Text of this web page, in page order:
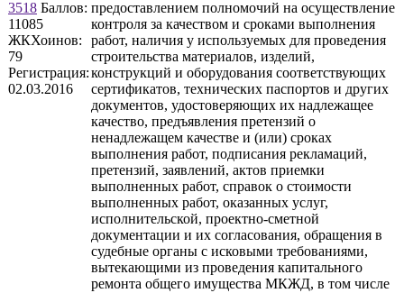
3518 Баллов:
11085
ЖКХоинов:
79
Регистрация:
02.03.2016
предоставлением полномочий на осуществление
контроля за качеством и сроками выполнения
работ, наличия у используемых для проведения
строительства материалов, изделий,
конструкций и оборудования соответствующих
сертификатов, технических паспортов и других
документов, удостоверяющих их надлежащее
качество, предъявления претензий о
ненадлежащем качестве и (или) сроках
выполнения работ, подписания рекламаций,
претензий, заявлений, актов приемки
выполненных работ, справок о стоимости
выполненных работ, оказанных услуг,
исполнительской, проектно-сметной
документации и их согласования, обращения в
судебные органы с исковыми требованиями,
вытекающими из проведения капитального
ремонта общего имущества МКЖД, в том числе